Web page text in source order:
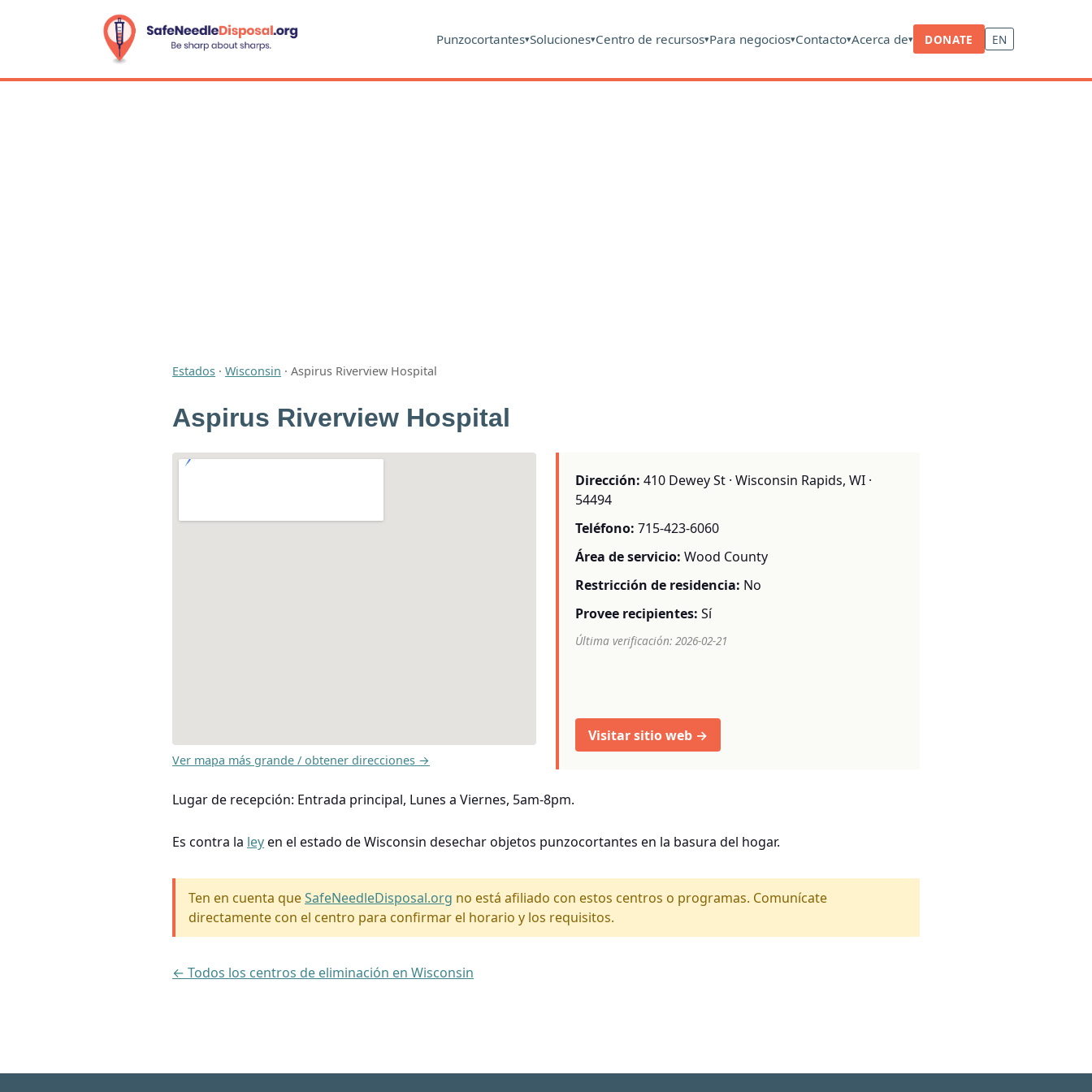
Punzocortantes▾Soluciones▾Centro de recursos▾Para negocios▾Contacto▾Acerca de▾ DONATE EN
Estados · Wisconsin · Aspirus Riverview Hospital
Aspirus Riverview Hospital
Ver mapa más grande / obtener direcciones →
Dirección: 410 Dewey St · Wisconsin Rapids, WI ·
54494
Teléfono: 715-423-6060
Área de servicio: Wood County
Restricción de residencia: No
Provee recipientes: Sí
Última verificación: 2026-02-21
Visitar sitio web →
Lugar de recepción: Entrada principal, Lunes a Viernes, 5am-8pm.
Es contra la leyen el estado de Wisconsin desechar objetos punzocortantes en la basura del hogar.
Ten en cuenta queSafeNeedleDisposal.org no está afiliado con estos centros o programas. Comunícate
directamente con el centro para confirmar el horario y los requisitos.
← Todos los centros de eliminación en Wisconsin